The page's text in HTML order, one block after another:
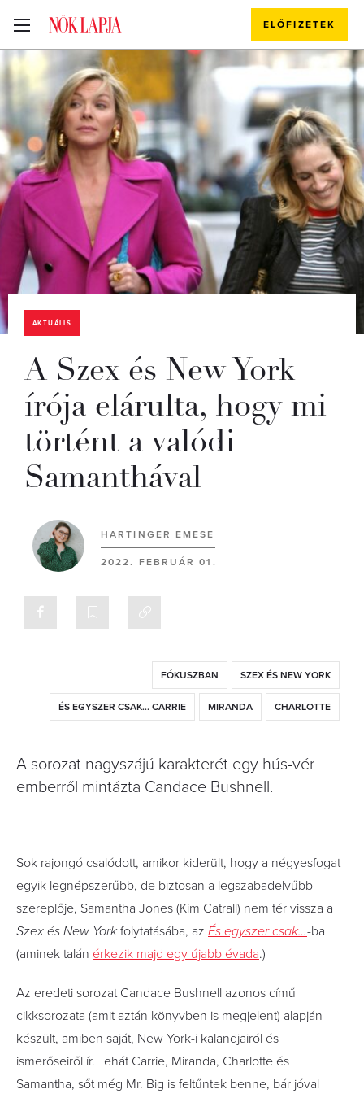
ELŐFIZETEK
AKTUÁLIS
A Szex és New York
írója elárulta, hogy mi
történt a valódi
Samanthával
HARTINGER EMESE
2022. FEBRUÁR 01.
FÓKUSZBAN SZEX ÉS NEW YORK
ÉS EGYSZER CSAK... CARRIE MIRANDA CHARLOTTE
A sorozat nagyszájú karakterét egy hús-vér
emberről mintázta Candace Bushnell.
Sok rajongó csalódott, amikor kiderült, hogy a négyesfogat
egyik legnépszerűbb, de biztosan a legszabadelvűbb
szereplője, Samantha Jones (Kim Catrall) nem tér vissza a
Szex és New Yorkfolytatásába, az És egyszer csak…-ba
(aminek talán érkezik majd egy újabb évada.)
Az eredeti sorozat Candace Bushnell azonos című
cikksorozata (amit aztán könyvben is megjelent) alapján
készült, amiben saját, New York-i kalandjairól és
ismerőseiről ír. Tehát Carrie, Miranda, Charlotte és
Samantha, sőt még Mr. Big is feltűntek benne, bár jóval